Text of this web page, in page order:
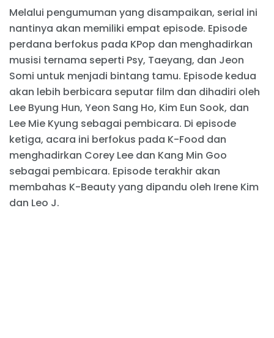
Melalui pengumuman yang disampaikan, serial ini
nantinya akan memiliki empat episode. Episode
perdana berfokus pada KPop dan menghadirkan
musisi ternama seperti Psy, Taeyang, dan Jeon
Somi untuk menjadi bintang tamu. Episode kedua
akan lebih berbicara seputar film dan dihadiri oleh
Lee Byung Hun, Yeon Sang Ho, Kim Eun Sook, dan
Lee Mie Kyung sebagai pembicara. Di episode
ketiga, acara ini berfokus pada K-Food dan
menghadirkan Corey Lee dan Kang Min Goo
sebagai pembicara. Episode terakhir akan
membahas K-Beauty yang dipandu oleh Irene Kim
dan Leo J.